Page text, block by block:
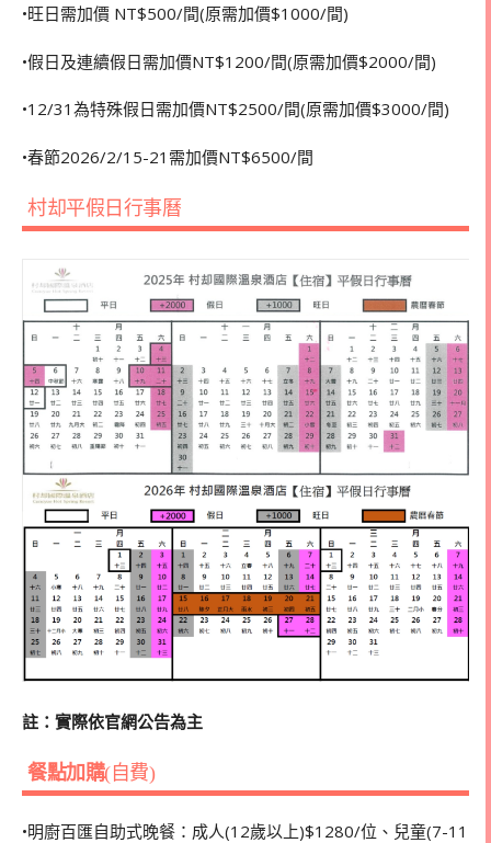
•旺日需加價 NT$500/間(原需加價$1000/間)
•假日及連續假日需加價NT$1200/間(原需加價$2000/間)
•12/31為特殊假日需加價NT$2500/間(原需加價$3000/間)
•春節2026/2/15-21需加價NT$6500/間
村却平假日行事曆
註：實際依官網公告為主
餐點加購(自費)
•明廚百匯自助式晚餐：成人(12歲以上)$1280/位、兒童(7-11